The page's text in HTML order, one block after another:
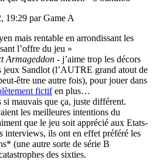
19:29 par Game A
mais rentable en arrondissant les
l’offre du jeu »
Armageddon - j’aime trop les décors
jeux Sandlot (l’AUTRE grand atout de
être une autre fois), pour jouer dans
fictifen plus…
si mauvais que ça, juste différent.
les meilleures intentions du
que le jeu soit apprécié aux Etats-
interviews, ils ont en effet préféré les
(une autre sorte de série B
des sixties.